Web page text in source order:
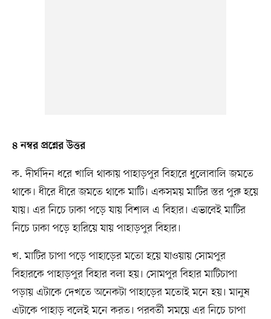
৪ নম্বর প্রশ্নের উত্তর
ক. দীর্ঘদিন ধরে খালি থাকায় পাহাড়পুর বিহারে ধুলোবালি জমতে
থাকে। ধীরে ধীরে জমতে থাকে মাটি। একসময় মাটির স্তর পুরু হয়ে
যায়। এর নিচে ঢাকা পড়ে যায় বিশাল এ বিহার। এভাবেই মাটির
নিচে ঢাকা পড়ে হারিয়ে যায় পাহাড়পুর বিহার।
খ. মাটির চাপা পড়ে পাহাড়ের মতো হয়ে যাওয়ায় সোমপুর
বিহারকে পাহাড়পুর বিহার বলা হয়। সোমপুর বিহার মাটিচাপা
পড়ায় এটাকে দেখতে অনেকটা পাহাড়ের মতোই মনে হয়। মানুষ
এটাকে পাহাড় বলেই মনে করত। পরবর্তী সময়ে এর নিচে চাপা